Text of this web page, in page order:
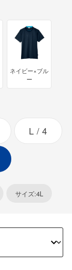
ネイビー×ブル
ー
L 4
サイズ:4L